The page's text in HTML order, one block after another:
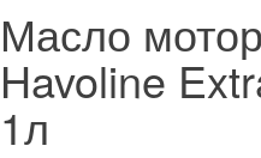
Масло
Havoline
1л